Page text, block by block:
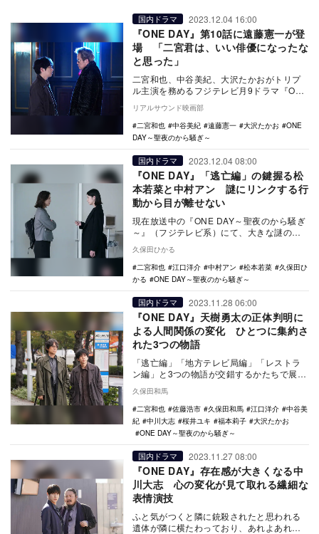
国内ドラマ 2023.12.04 16:00
『ONE DAY』第10話に遠藤憲一が登
場 「二宮君は、いい俳優になったな
と思った」
二宮和也、中谷美紀、大沢たかおがトリプ
ル主演を務めるフジテレビ月9ドラマ『ONE
DAY～聖夜のから騒ぎ～』の第10話に遠藤
憲一…
リアルサウンド映画部
二宮和也
中谷美紀 遠藤憲一 大沢たかお
ONE
DAY～聖夜のから騒ぎ～
国内ドラマ 2023.12.04 08:00
『ONE DAY』「逃亡編」の鍵握る松
本若菜と中村アン 謎にリンクする行
動から目が離せない
現在放送中の『ONE DAY～聖夜のから騒ぎ
～』（フジテレビ系）にて、大きな謎のひ
宮和也）…
久保田ひかる
二宮和也
江口洋介 中村アン 松本若菜
久保田ひ
かる
ONE DAY～聖夜のから騒ぎ～
国内ドラマ 2023.11.28 06:00
『ONE DAY』天樹勇太の正体判明に
よる人間関係の変化 ひとつに集約さ
れた3つの物語
「逃亡編」「地方テレビ局編」「レストラ
ン編」と3つの物語が交錯するかたちで展開
（フジ…
久保田和馬
二宮和也
佐藤浩市 久保田和馬 江口洋介
中谷美
紀
中川大志 桜井ユキ 福本莉子
大沢たかお
ONE DAY～聖夜のから騒ぎ～
国内ドラマ 2023.11.27 08:00
『ONE DAY』存在感が大きくなる中
川大志 心の変化が見て取れる繊細な
表情演技
ふと気がつくと隣に銃殺されたと思われる
遺体が隣に横たわっており、あれよあれよ